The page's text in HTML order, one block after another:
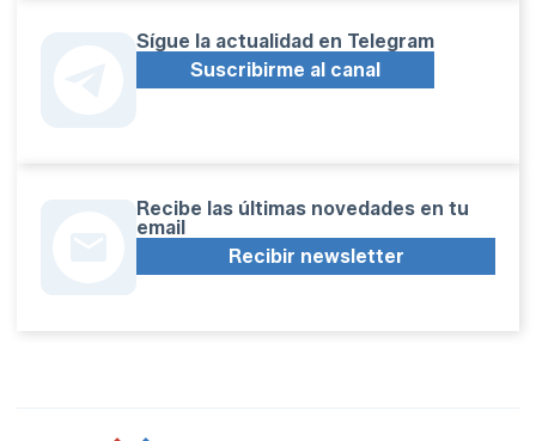
Sígue la actualidad en Telegram
Suscribirme al canal
Recibe las últimas novedades en tu
email
Recibir newsletter